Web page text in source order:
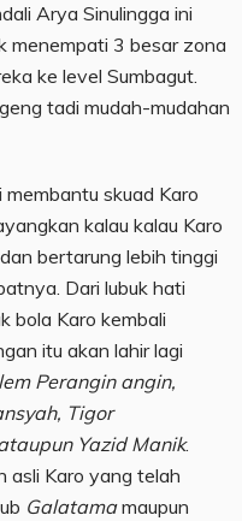
Arya Sinulingga ini
menempati 3 besar zona
ke level Sumbagut.
tadi mudah-mudahan
skuad Karo
kalau kalau Karo
bertarung lebih tinggi
Dari lubuk hati
bola Karo kembali
itu akan lahir lagi
Perangin angin,
Tigor
Yazid Manik.
asli Karo yang telah
Galatamamaupun